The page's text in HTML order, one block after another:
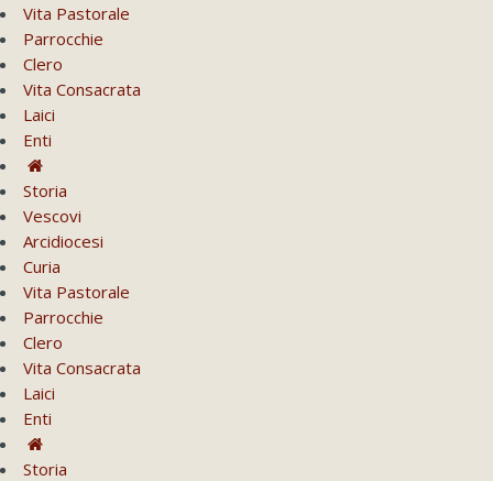
Vita Pastorale
Parrocchie
Clero
Vita Consacrata
Laici
Enti
Storia
Vescovi
Arcidiocesi
Curia
Vita Pastorale
Parrocchie
Clero
Vita Consacrata
Laici
Enti
Storia